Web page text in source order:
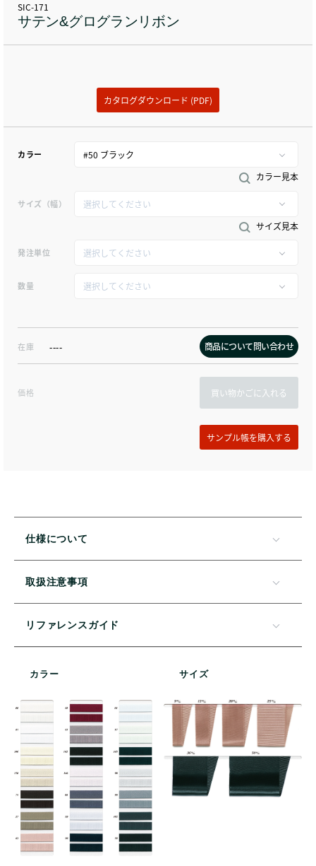
SIC-171
サテン&グログランリボン
カタログダウンロード (PDF)
カラー
カラー見本
サイズ（幅）
サイズ見本
発注単位
数量
在庫 ---- 商品について問い合わせ
価格 買い物かごに入れる
仕様について
取扱注意事項
リファレンスガイド
カラー サイズ